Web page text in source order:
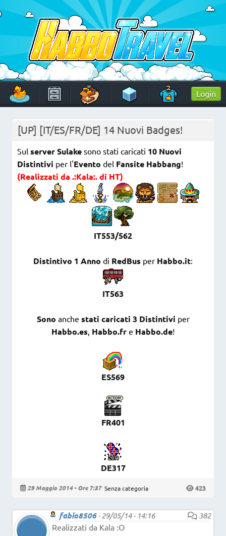
to
content
HabboTravel
Un viaggio di pixel!
Login
[UP] [IT/ES/FR/DE] 14 Nuovi Badges!
Sul server Sulake sono stati caricati 10 Nuovi
Distintivi per l'Evento del Fansite Habbang!
(Realizzati da .:Kala:. di HT)
IT553/562
Distintivo 1 Anno di RedBus per Habbo.it:
IT563
Sono anche stati caricati 3 Distintivi per
Habbo.es, Habbo.fr e Habbo.de!
ES569
FR401
DE317
29 Maggio 2014 - Ore 7:37 Senza categoria 423
fabio8506-29/05/14 - 14:16
382
Realizzati da Kala :O